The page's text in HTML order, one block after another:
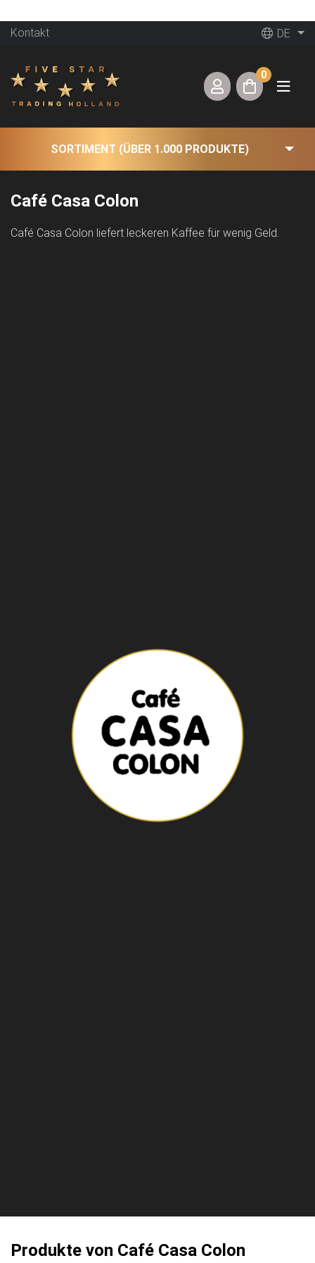
Kontakt DE
0
SORTIMENT (ÜBER 1.000 PRODUKTE)
Café Casa Colon
Café Casa Colon liefert leckeren Kaffee für wenig Geld.
Produkte von Café Casa Colon